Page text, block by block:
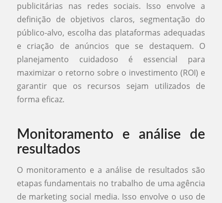
publicitárias nas redes sociais. Isso envolve a
definição de objetivos claros, segmentação do
público-alvo, escolha das plataformas adequadas
e criação de anúncios que se destaquem. O
planejamento cuidadoso é essencial para
maximizar o retorno sobre o investimento (ROI) e
garantir que os recursos sejam utilizados de
forma eficaz.
Monitoramento e análise de
resultados
O monitoramento e a análise de resultados são
etapas fundamentais no trabalho de uma agência
de marketing social media. Isso envolve o uso de